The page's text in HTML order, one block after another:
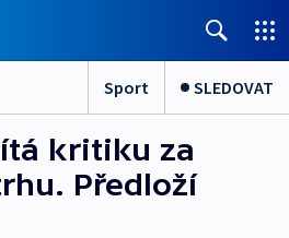
Sport SLEDOVAT
kritiku za
Předloží